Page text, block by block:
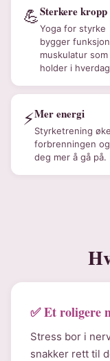
💪Sterkere kropp
Yoga for styrke
bygger
muskulatur som
holder i
⚡Mer energi
Styrketrening
forbrenningen
deg mer å gå på.
✅ Et roligere
Stress bor i
snakker rett til